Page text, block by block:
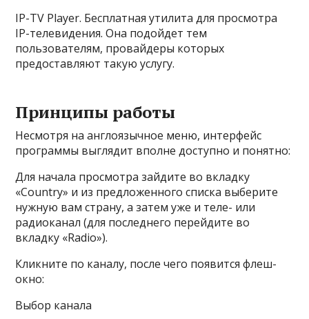
IP-TV Player. Бесплатная утилита для просмотра
IP-телевидения. Она подойдет тем
пользователям, провайдеры которых
предоставляют такую услугу.
Принципы работы
Несмотря на англоязычное меню, интерфейс
программы выглядит вполне доступно и понятно:
Для начала просмотра зайдите во вкладку
«Country» и из предложенного списка выберите
нужную вам страну, а затем уже и теле- или
радиоканал (для последнего перейдите во
вкладку «Radio»).
Кликните по каналу, после чего появится флеш-
окно:
Выбор канала